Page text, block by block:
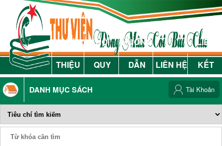
GIỚI
THIỆU
NỘI
QUY
HƯỚNG
DẪN
LIÊN HỆ
LIÊN
KẾT
DANH MỤC SÁCH Tài Khoản